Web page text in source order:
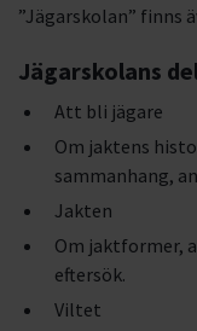
”Jägarskolan” finns
Jägarskolans
Att bli jägare
Om jaktens
sammanhang,
Jakten
Om jaktformer,
eftersök.
Viltet